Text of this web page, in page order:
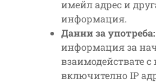
имейл адрес и
информация.
Данни за употреба:
информация за
взаимодействате
включително IP